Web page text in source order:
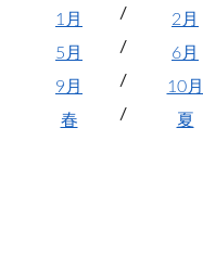
1月 2月
5月
6月
9月
10月
春
夏